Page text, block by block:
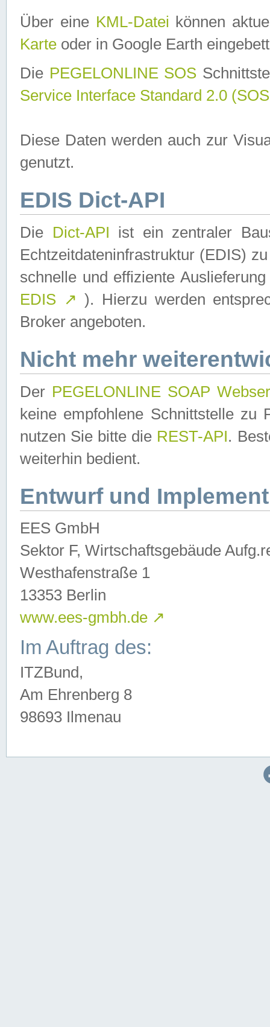
Über eine KML-Datei können
Karte oder in Google Earth
Die PEGELONLINE SOS
Service Interface Standard 2.0
Diese Daten werden auch zur
genutzt.
EDIS Dict-API
Die Dict-API ist ein zentraler
Echtzeitdateninfrastruktur (EDIS)
schnelle und effiziente
EDIS ↗ ). Hierzu werden
Broker angeboten.
Nicht mehr
Der PEGELONLINE SOAP
keine empfohlene Schnittstelle zu
nutzen Sie bitte die REST-API.
weiterhin bedient.
Entwurf und
EES GmbH
Sektor F, Wirtschaftsgebäude
Westhafenstraße 1
13353 Berlin
www.ees-gmbh.de ↗
Im Auftrag des:
ITZBund,
Am Ehrenberg 8
98693 Ilmenau